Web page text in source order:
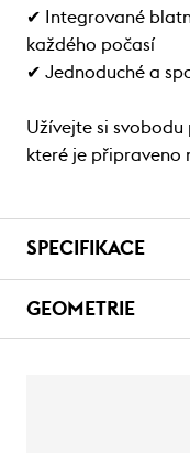
✔ Integrované
každého počasí
✔ Jednoduché a
Užívejte si svobodu
které je připraveno
SPECIFIKACE
GEOMETRIE